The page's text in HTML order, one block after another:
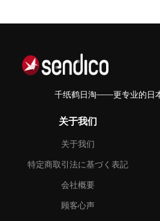
千纸鹤日淘——更专业的日
关于我们
关于我们
特定商取引法に基づく表記
会社概要
顾客心声